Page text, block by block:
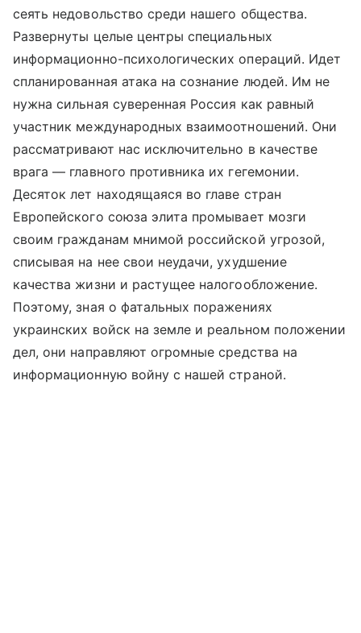
сеять недовольство среди нашего общества.
Развернуты целые центры специальных
информационно-психологических операций. Идет
спланированная атака на сознание людей. Им не
нужна сильная суверенная Россия как равный
участник международных взаимоотношений. Они
рассматривают нас исключительно в качестве
врага — главного противника их гегемонии.
Десяток лет находящаяся во главе стран
Европейского союза элита промывает мозги
своим гражданам мнимой российской угрозой,
списывая на нее свои неудачи, ухудшение
качества жизни и растущее налогообложение.
Поэтому, зная о фатальных поражениях
украинских войск на земле и реальном положении
дел, они направляют огромные средства на
информационную войну с нашей страной.